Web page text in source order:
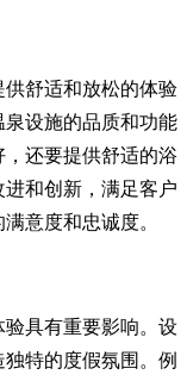
舒适和放松的体验
设施的品质和功能
还要提供舒适的浴
和创新，满足客户
意度和忠诚度。
具有重要影响。设
特的度假氛围。例